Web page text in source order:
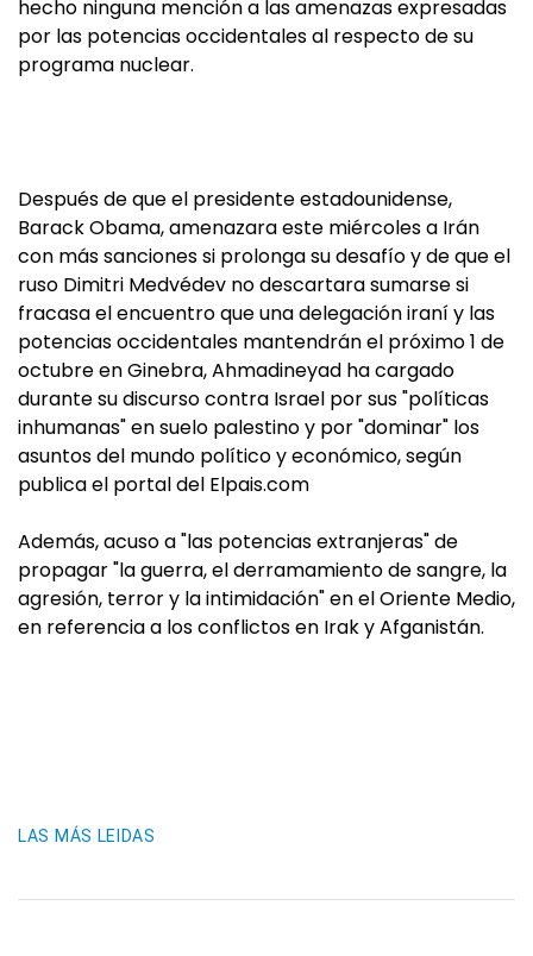
hecho ninguna mención a las amenazas expresadas
por las potencias occidentales al respecto de su
programa nuclear.
Después de que el presidente estadounidense,
Barack Obama, amenazara este miércoles a Irán
con más sanciones si prolonga su desafío y de que el
ruso Dimitri Medvédev no descartara sumarse si
fracasa el encuentro que una delegación iraní y las
potencias occidentales mantendrán el próximo 1 de
octubre en Ginebra, Ahmadineyad ha cargado
durante su discurso contra Israel por sus "políticas
inhumanas" en suelo palestino y por "dominar" los
asuntos del mundo político y económico, según
publica el portal del Elpais.com
Además, acuso a "las potencias extranjeras" de
propagar "la guerra, el derramamiento de sangre, la
agresión, terror y la intimidación" en el Oriente Medio,
en referencia a los conflictos en Irak y Afganistán.
LAS MÁS LEIDAS